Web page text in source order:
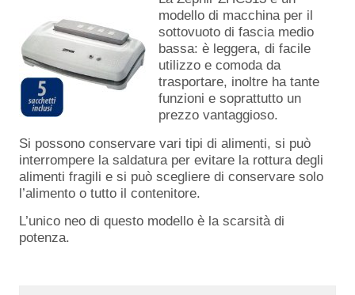
modello di macchina per il
sottovuoto di fascia medio
bassa: è leggera, di facile
utilizzo e comoda da
trasportare, inoltre ha tante
funzioni e soprattutto un
prezzo vantaggioso.
Si possono conservare vari tipi di alimenti, si può
interrompere la saldatura per evitare la rottura degli
alimenti fragili e si può scegliere di conservare solo
l’alimento o tutto il contenitore.
L’unico neo di questo modello è la scarsità di
potenza.